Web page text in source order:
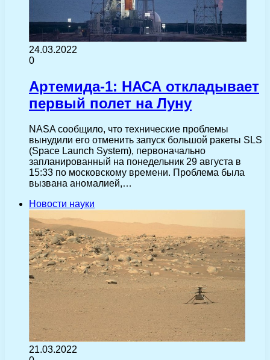
24.03.2022
0
Артемида-1: НАСА откладывает
первый полет на Луну
NASA сообщило, что технические проблемы
вынудили его отменить запуск большой ракеты SLS
(Space Launch System), первоначально
запланированный на понедельник 29 августа в
15:33 по московскому времени. Проблема была
вызвана аномалией,…
Новости науки
21.03.2022